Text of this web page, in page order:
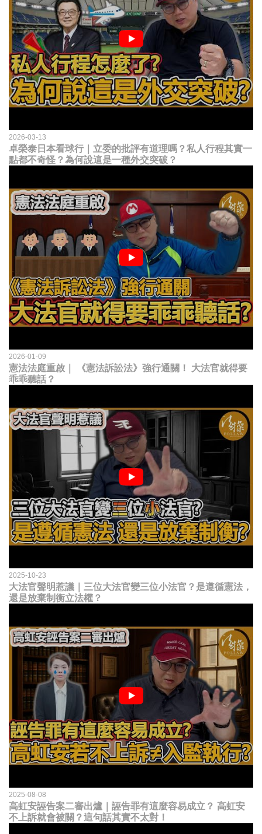
2026-03-13
卓榮泰日本看球行｜立委的批評有道理嗎？私人行程其實一
點都不奇怪？為何說這是一種外交突破？
2026-01-09
憲法法庭重啟｜ 《憲法訴訟法》強行通關！ 大法官就得要
乖乖聽話？
2025-10-23
大法官聲明惹議｜三位大法官變三位小法官？是遵循憲法，
還是放棄制衡立法權？
2025-08-08
高虹安誣告案二審出爐｜誣告罪有這麼容易成立？ 高虹安
不上訴就會被關？這句話其實不太對！